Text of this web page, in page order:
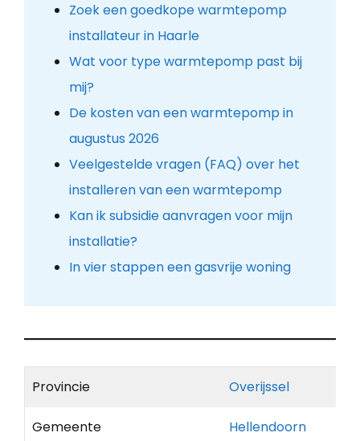
Zoek een goedkope warmtepomp
installateur in Haarle
Wat voor type warmtepomp past bij
mij?
De kosten van een warmtepomp in
augustus 2026
Veelgestelde vragen (FAQ) over het
installeren van een warmtepomp
Kan ik subsidie aanvragen voor mijn
installatie?
In vier stappen een gasvrije woning
Provincie Overijssel
Gemeente Hellendoorn